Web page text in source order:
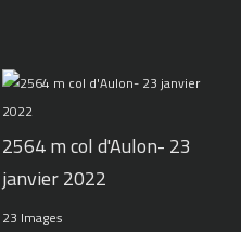
2564 m col d'Aulon- 23
janvier 2022
23 Images